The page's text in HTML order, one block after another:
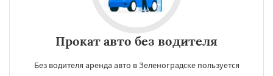
Прокат авто без водителя
Без водителя аренда авто в Зеленоградске пользуется